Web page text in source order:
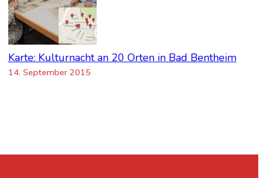
Kar­te: Kul­tur­nacht an 20 Orten in Bad Bent­heim
14. Sep­tem­ber 2015